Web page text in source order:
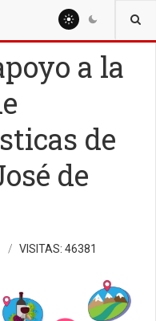
a la
de
de
VISITAS: 46381